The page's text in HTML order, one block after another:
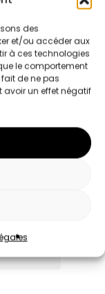
des
et/ou accéder aux
à ces technologies
le comportement
de ne pas
avoir un effet négatif